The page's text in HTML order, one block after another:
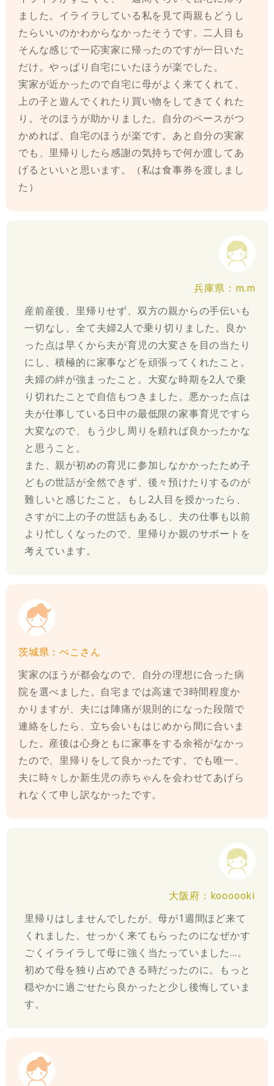
ました。イライラしている私を見て両親もどうし
たらいいのかわからなかったそうです。二人目も
そんな感じで一応実家に帰ったのですが一日いた
だけ。やっぱり自宅にいたほうが楽でした。
実家が近かったので自宅に母がよく来てくれて、
上の子と遊んでくれたり買い物をしてきてくれた
り。そのほうが助かりました。自分のペースがつ
かめれば、自宅のほうが楽です。あと自分の実家
でも、里帰りしたら感謝の気持ちで何か渡してあ
げるといいと思います。（私は食事券を渡しまし
た）
兵庫県：m.m
産前産後、里帰りせず、双方の親からの手伝いも
一切なし、全て夫婦2人で乗り切りました。良か
った点は早くから夫が育児の大変さを目の当たり
にし、積極的に家事などを頑張ってくれたこと。
夫婦の絆が強まったこと。大変な時期を2人で乗
り切れたことで自信もつきました。悪かった点は
夫が仕事している日中の最低限の家事育児ですら
大変なので、もう少し周りを頼れば良かったかな
と思うこと。
また、親が初めの育児に参加しなかかったため子
どもの世話が全然できず、後々預けたりするのが
難しいと感じたこと。もし2人目を授かったら、
さすがに上の子の世話もあるし、夫の仕事も以前
より忙しくなったので、里帰りか親のサポートを
考えています。
茨城県：ぺこさん
実家のほうが都会なので、自分の理想に合った病
院を選べました。自宅までは高速で3時間程度か
かりますが、夫には陣痛が規則的になった段階で
連絡をしたら、立ち会いもはじめから間に合いま
した。産後は心身ともに家事をする余裕がなかっ
たので、里帰りをして良かったです。でも唯一、
夫に時々しか新生児の赤ちゃんを会わせてあげら
れなくて申し訳なかったです。
大阪府：koooooki
里帰りはしませんでしたが、母が1週間ほど来て
くれました。せっかく来てもらったのになぜかす
ごくイライラして母に強く当たっていました…。
初めて母を独り占めできる時だったのに。もっと
穏やかに過ごせたら良かったと少し後悔していま
す。